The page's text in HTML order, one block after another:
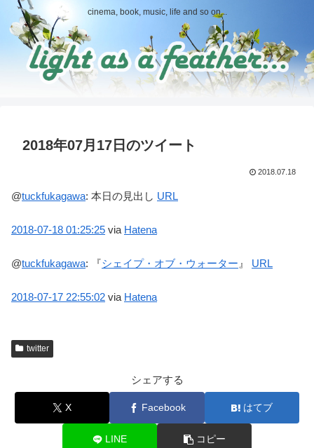
cinema, book, music, life and so on...
2018年07月17日のツイート
2018.07.18
@tuckfukagawa: 本日の見出し URL
2018-07-18 01:25:25 via Hatena
@tuckfukagawa: 『シェイプ・オブ・ウォーター 』 URL
2018-07-17 22:55:02 via Hatena
twitter
シェアする
X Facebook はてブ
LINE コピー